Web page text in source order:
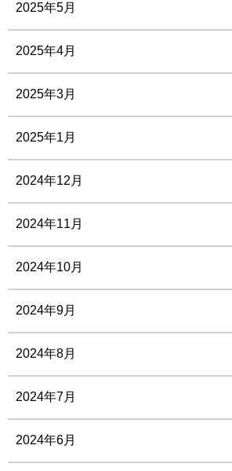
2025年5月
2025年4月
2025年3月
2025年1月
2024年12月
2024年11月
2024年10月
2024年9月
2024年8月
2024年7月
2024年6月